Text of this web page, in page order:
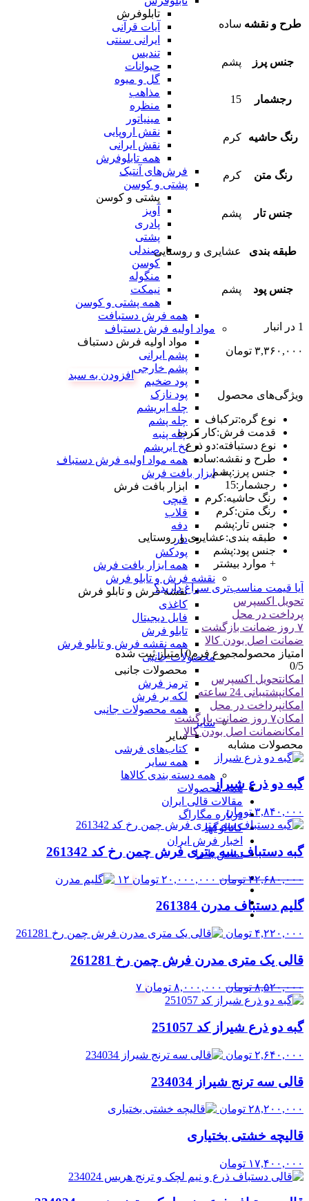
تابلوفرش
آیات قرآنی
ایرانی سنتی
تندیس
حیوانات
گل و میوه
مذاهب
منظره
مینیاتور
نقش اروپایی
نقش ایرانی
همه تابلوفرش
فرش‌های آنتیک
پشتی و کوسن
پشتی و کوسن
آویز
پادری
پشتی
صندلی
کوسن
منگوله
نیمکت
همه پشتی و کوسن
همه فرش دستبافت
مواد اولیه فرش دستباف
مواد اولیه فرش دستباف
پشم ایرانی
پشم خارجی
پود ضخیم
پود نازک
چله ابریشم
چله پشم
چله پنبه
نخ ابریشم
همه مواد اولیه فرش دستباف
ابزار بافت فرش
ابزار بافت فرش
قیچی
قلاب
دفه
دار
پودکش
همه ابزار بافت فرش
نقشه فرش و تابلو فرش
نقشه فرش و تابلو فرش
کاغذی
فایل دیجیتال
تابلو فرش
همه نقشه فرش و تابلو فرش
محصولات جانبی
محصولات جانبی
ترمز فرش
لکه بر فرش
همه محصولات جانبی
سایر
سایر
کتاب‌های فرشی
همه سایر
همه دسته بندی کالاها
همه محصولات
مقالات قالی ایران
درباره مگاراگ
کاتالوگها
اخبار فرش ایران
تماس با ما
طرح و نقشه ساده
جنس پرز پشم
رجشمار 15
رنگ حاشیه کرم
رنگ متن کرم
جنس تار پشم
طبقه بندی عشایری و روستایی
جنس پود پشم
1 در انبار
۳,۳۶۰,۰۰۰ تومان
افزودن به سبد
ویژگی‌های محصول
نوع گره:ترکباف
قدمت فرش:کار کرده
نوع دستبافته:دو ذرع
طرح و نقشه:ساده
جنس پرز :پشم
رجشمار :
15
رنگ حاشیه:کرم
رنگ متن:کرم
جنس تار :پشم
طبقه بندی:عشایری و روستایی
جنس پود:پشم
+ موارد بیشتر
آیا قیمت مناسب‌تری سراغ دارید؟
تحویل اکسپرس
پرداخت در محل
۷ روز ضمانت بازگشت
ضمانت اصل بودن کالا
امتیاز محصولمجموع فرم0امتیاز ثبت شده
0/5
امکانتحویل اکسپرس
امکانپشتیبانی 24 ساعته
امکانپرداخت در محل
امکان۷ روز ضمانت بازگشت
امکانضمانت اصل بودن کالا
محصولات مشابه
گبه دو ذرع شیراز
۳,۸۴۰,۰۰۰ تومان
گبه دستباف سه متری فرش چمن رخ کد 261342
۲۲,۶۸۰,۰۰۰ تومان قیمت
۲۲,۶۸۰,۰۰۰ تومان
۲۰,۰۰۰,۰۰۰ تومان قیمت
۱۲
گلیم دستباف مدرن 261384
۴,۲۲۰,۰۰۰ تومان
قالی یک متری مدرن فرش چمن رخ 261281
۸,۵۲۰,۰۰۰ تومان قیمت
اصلی:
بود.
۸,۰۰۰,۰۰۰ تومان قیمت
۷
گبه دو ذرع شیراز کد 251057
۲,۶۴۰,۰۰۰ تومان
قالی سه ترنج شیراز 234034
۲۸,۲۰۰,۰۰۰ تومان
قالیچه خشتی بختیاری
۱۷,۴۰۰,۰۰۰ تومان